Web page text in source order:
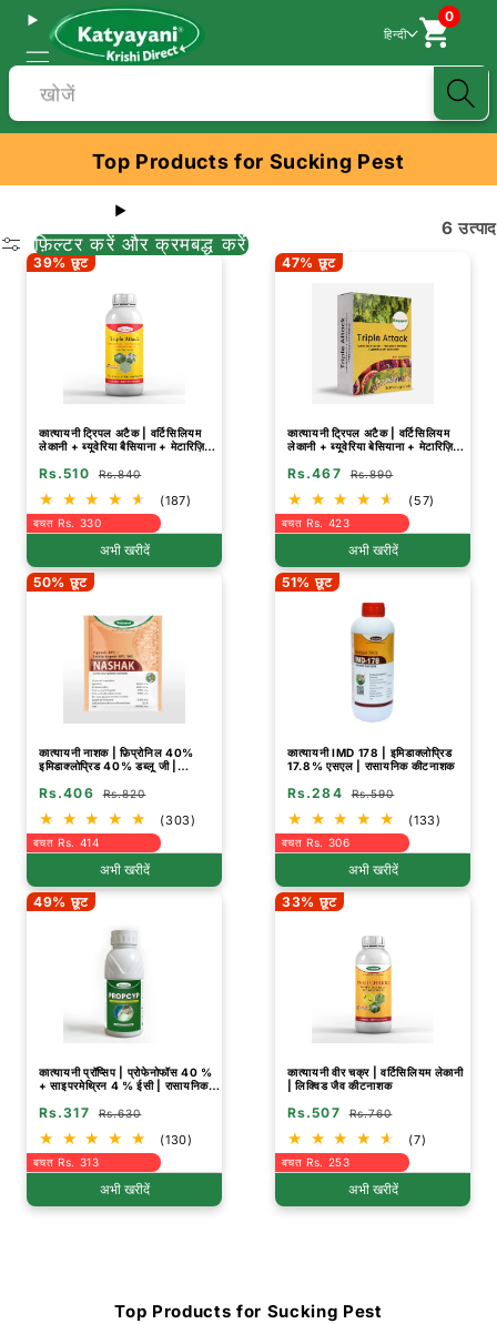
हिन्दी
0
खोजें
Top Products for Sucking Pest
फ़िल्टर करें और क्रमबद्ध करें
6 उत्पाद
39% छूट
कात्यायनी ट्रिपल अटैक | वर्टिसिलियम
लेकानी + ब्यूवेरिया बैसियाना + मेटारिज़ियम
Rs.510 Rs.840
(187)
बचत Rs. 330
अभी खरीदें
47% छूट
कात्यायनी ट्रिपल अटैक | वर्टिसिलियम
लेकानी + ब्यूवेरिया बेसियाना + मेटारिज़ियम
Rs.467 Rs.890
(57)
बचत Rs. 423
अभी खरीदें
50% छूट
कात्यायनी नाशक | फ़िप्रोनिल 40%
इमिडाक्लोप्रिड 40% डब्लू जी |
Rs.406 Rs.820
(303)
बचत Rs. 414
अभी खरीदें
51% छूट
कात्यायनी IMD 178 | इमिडाक्लोप्रिड
17.8% एसएल | रासायनिक कीटनाशक
Rs.284 Rs.590
(133)
बचत Rs. 306
अभी खरीदें
49% छूट
कात्यायनी प्रॉप्सिप | प्रोफेनोफॉस 40 %
+ साइपरमेथ्रिन 4 % ईसी | रासायनिक
Rs.317 Rs.630
(130)
बचत Rs. 313
अभी खरीदें
33% छूट
कात्यायनी वीर चक्र | वर्टिसिलियम लेकानी
| लिक्विड जैव कीटनाशक
Rs.507 Rs.760
(7)
बचत Rs. 253
अभी खरीदें
Top Products for Sucking Pest